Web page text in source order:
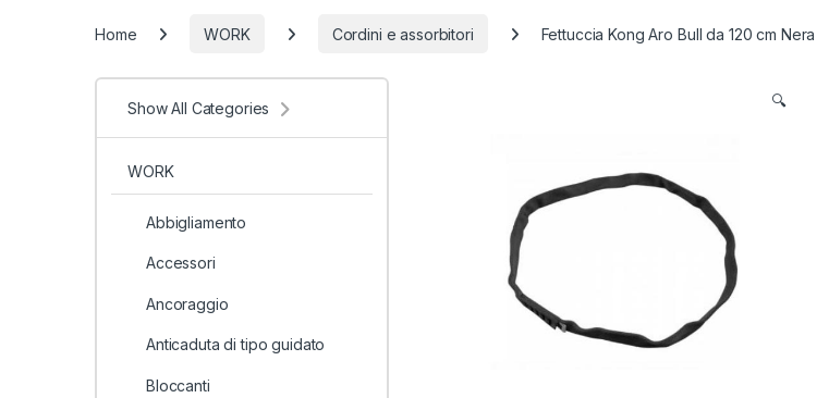
Home WORK Cordini e assorbitori Fettuccia Kong Aro Bull da 120 cm Nera
🔍
Show All Categories
WORK
Abbigliamento
Accessori
Ancoraggio
Anticaduta di tipo guidato
Bloccanti